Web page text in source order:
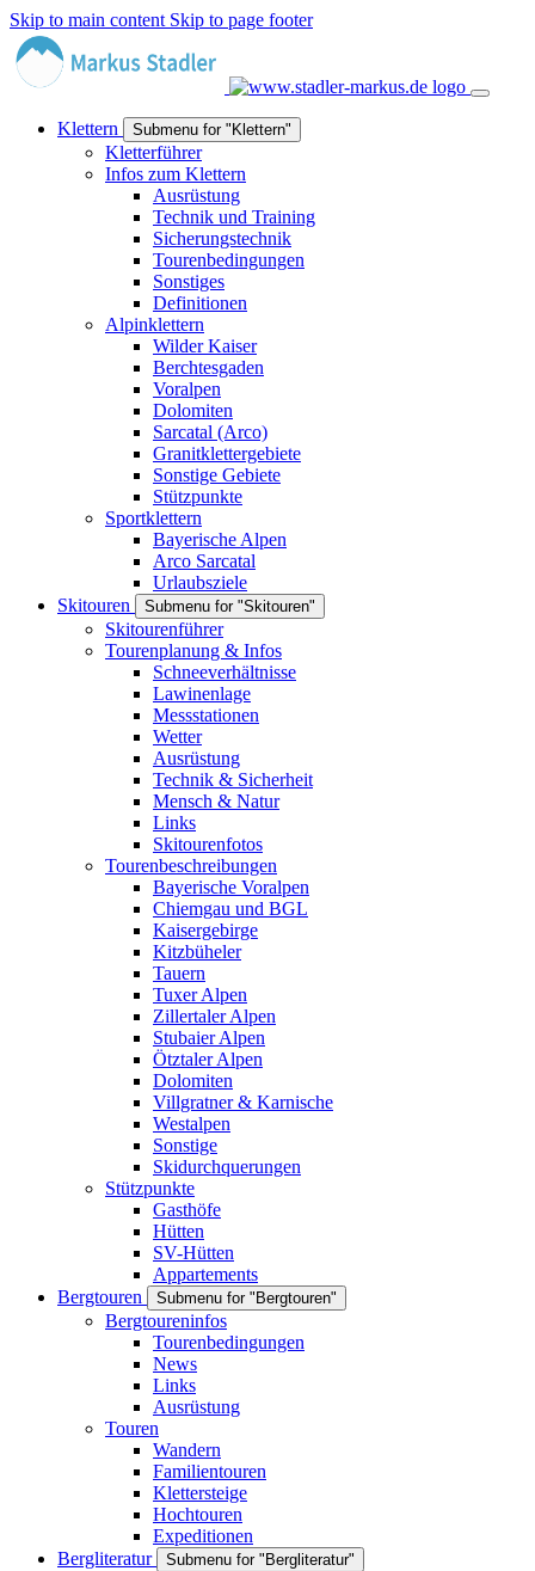
Skip to main content Skip to page footer
Klettern Submenu for "Klettern"
Kletterführer
Infos zum Klettern
Ausrüstung
Technik und Training
Sicherungstechnik
Tourenbedingungen
Sonstiges
Definitionen
Alpinklettern
Wilder Kaiser
Berchtesgaden
Voralpen
Dolomiten
Sarcatal (Arco)
Granitklettergebiete
Sonstige Gebiete
Stützpunkte
Sportklettern
Bayerische Alpen
Arco Sarcatal
Urlaubsziele
Skitouren
Submenu for "Skitouren"
Skitourenführer
Tourenplanung & Infos
Schneeverhältnisse
Lawinenlage
Messstationen
Wetter
Ausrüstung
Technik & Sicherheit
Mensch & Natur
Links
Skitourenfotos
Tourenbeschreibungen
Bayerische Voralpen
Chiemgau und BGL
Kaisergebirge
Kitzbüheler
Tauern
Tuxer Alpen
Zillertaler Alpen
Stubaier Alpen
Ötztaler Alpen
Dolomiten
Villgratner & Karnische
Westalpen
Sonstige
Skidurchquerungen
Stützpunkte
Gasthöfe
Hütten
SV-Hütten
Appartements
Bergtouren
Submenu for "Bergtouren"
Bergtoureninfos
Tourenbedingungen
News
Links
Ausrüstung
Touren
Wandern
Familientouren
Klettersteige
Hochtouren
Expeditionen
Bergliteratur
Submenu for "Bergliteratur"